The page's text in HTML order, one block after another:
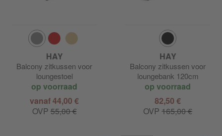
HAY
Balcony zitkussen voor
loungestoel
op voorraad
vanaf 44,00 €
OVP55,00 €
HAY
Balcony zitkussen voor
loungebank 120cm
op voorraad
82,50 €
OVP 165,00 €